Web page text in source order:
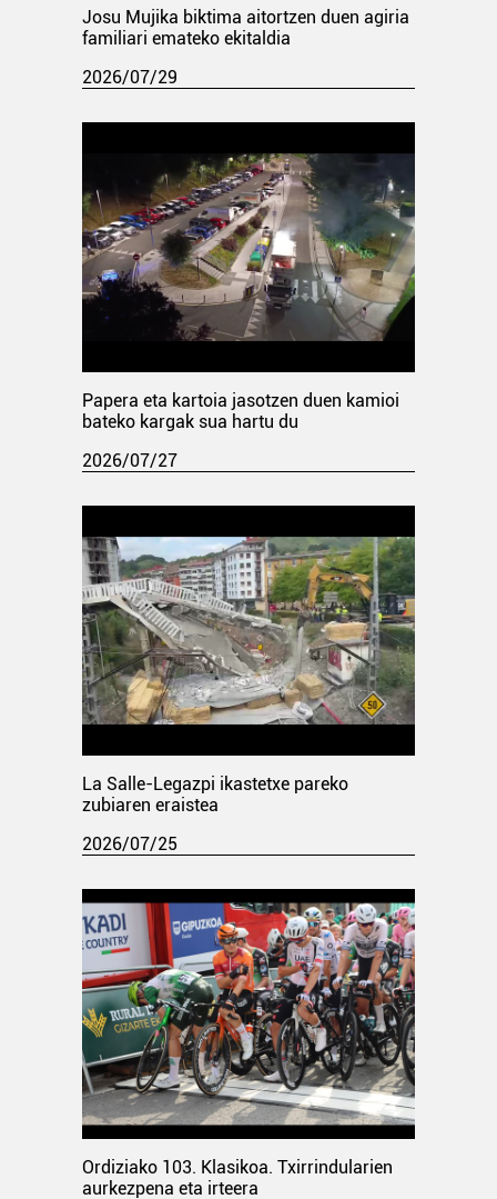
Josu Mujika biktima aitortzen duen agiria
familiari emateko ekitaldia
2026/07/29
Papera eta kartoia jasotzen duen kamioi
bateko kargak sua hartu du
2026/07/27
La Salle-Legazpi ikastetxe pareko
zubiaren eraistea
2026/07/25
Ordiziako 103. Klasikoa. Txirrindularien
aurkezpena eta irteera